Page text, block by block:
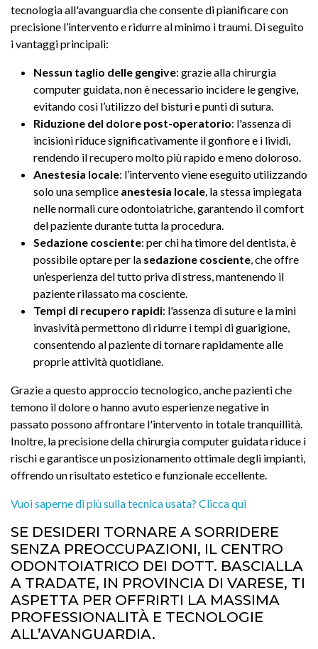
tecnologia all'avanguardia che consente di pianificare con
precisione l’intervento e ridurre al minimo i traumi. Di seguito
i vantaggi principali:
Nessun taglio delle gengive: grazie alla chirurgia
computer guidata, non è necessario incidere le gengive,
evitando così l’utilizzo del bisturi e punti di sutura.
Riduzione del dolore post-operatorio: l'assenza di
incisioni riduce significativamente il gonfiore e i lividi,
rendendo il recupero molto più rapido e meno doloroso.
Anestesia locale: l’intervento viene eseguito utilizzando
solo una semplice anestesia locale, la stessa impiegata
nelle normali cure odontoiatriche, garantendo il comfort
del paziente durante tutta la procedura.
Sedazione cosciente: per chi ha timore del dentista, è
possibile optare per la sedazione cosciente, che offre
un’esperienza del tutto priva di stress, mantenendo il
paziente rilassato ma cosciente.
Tempi di recupero rapidi: l'assenza di suture e la mini
invasività permettono di ridurre i tempi di guarigione,
consentendo al paziente di tornare rapidamente alle
proprie attività quotidiane.
Grazie a questo approccio tecnologico, anche pazienti che
temono il dolore o hanno avuto esperienze negative in
passato possono affrontare l'intervento in totale tranquillità.
Inoltre, la precisione della chirurgia computer guidata riduce i
rischi e garantisce un posizionamento ottimale degli impianti,
offrendo un risultato estetico e funzionale eccellente.
Vuoi saperne di più sulla tecnica usata? Clicca qui
SE DESIDERI TORNARE A SORRIDERE
SENZA PREOCCUPAZIONI, IL CENTRO
ODONTOIATRICO DEI DOTT. BASCIALLA
A TRADATE, IN PROVINCIA DI VARESE, TI
ASPETTA PER OFFRIRTI LA MASSIMA
PROFESSIONALITÀ E TECNOLOGIE
ALL’AVANGUARDIA.